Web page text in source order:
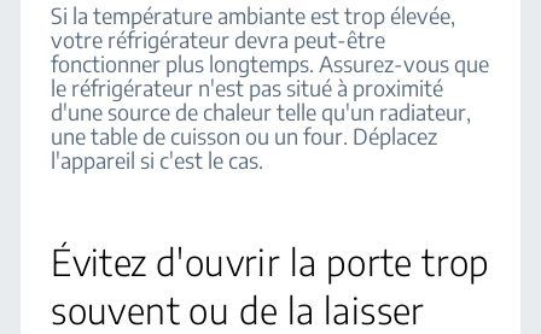
Si la température ambiante est trop élevée,
votre réfrigérateur devra peut-être
fonctionner plus longtemps. Assurez-vous que
le réfrigérateur n'est pas situé à proximité
d'une source de chaleur telle qu'un radiateur,
une table de cuisson ou un four. Déplacez
l'appareil si c'est le cas.
Évitez d'ouvrir la porte trop
souvent ou de la laisser